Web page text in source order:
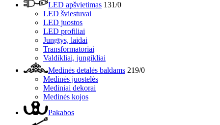
LED apšvietimas 131/0
LED šviestuvai
LED juostos
LED profiliai
Jungtys, laidai
Transformatoriai
Valdikliai, jungikliai
Medinės detalės baldams 219/0
Medinės juostelės
Mediniai dekorai
Medinės kojos
Pakabos